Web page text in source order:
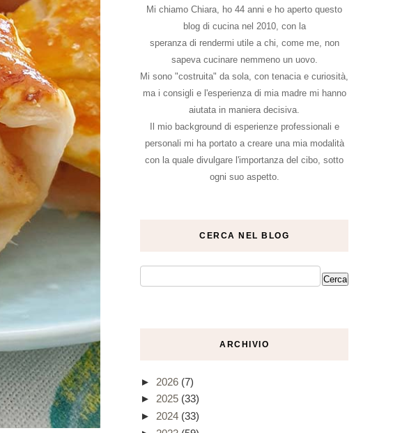
Mi chiamo Chiara, ho 44 anni e ho aperto questo
blog di cucina nel 2010, con la
speranza di rendermi utile a chi, come me, non
sapeva cucinare nemmeno un uovo.
Mi sono "costruita" da sola, con tenacia e curiosità,
ma i consigli e l'esperienza di mia madre mi hanno
aiutata in maniera decisiva.
Il mio background di esperienze professionali e
personali mi ha portato a creare una mia modalità
con la quale divulgare l'importanza del cibo, sotto
ogni suo aspetto.
CERCA NEL BLOG
ARCHIVIO
► 2026 (7)
► 2025 (33)
► 2024 (33)